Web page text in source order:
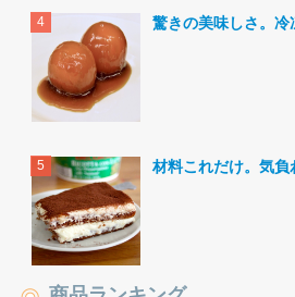
驚きの美味しさ。冷
材料これだけ。気負